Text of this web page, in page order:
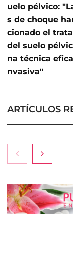
uelo pélvico:
s de choque
cionado el
del suelo
na técnica
nvasiva"
ARTÍCULOS
La medicina
cada vez más